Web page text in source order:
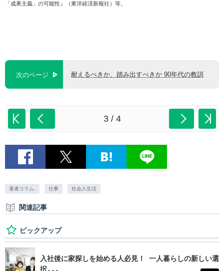
「成果主義」の可能性』（東洋経済新報社）等。
次のページ 耐えるべきか、踏み出すべきか 90年代の教訓
3 / 4
著者コラム. 仕事 社会人生活
関連記事
ピックアップ
入社後に家探しを始める人必見！ 一人暮らしの新しい選
択...